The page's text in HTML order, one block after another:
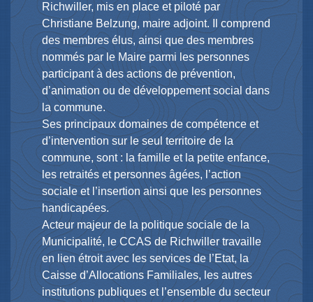
Richwiller, mis en place et piloté par
Christiane Belzung, maire adjoint. Il comprend
des membres élus, ainsi que des membres
nommés par le Maire parmi les personnes
participant à des actions de prévention,
d’animation ou de développement social dans
la commune.
Ses principaux domaines de compétence et
d’intervention sur le seul territoire de la
commune, sont : la famille et la petite enfance,
les retraités et personnes âgées, l’action
sociale et l’insertion ainsi que les personnes
handicapées.
Acteur majeur de la politique sociale de la
Municipalité, le CCAS de Richwiller travaille
en lien étroit avec les services de l’Etat, la
Caisse d’Allocations Familiales, les autres
institutions publiques et l’ensemble du secteur